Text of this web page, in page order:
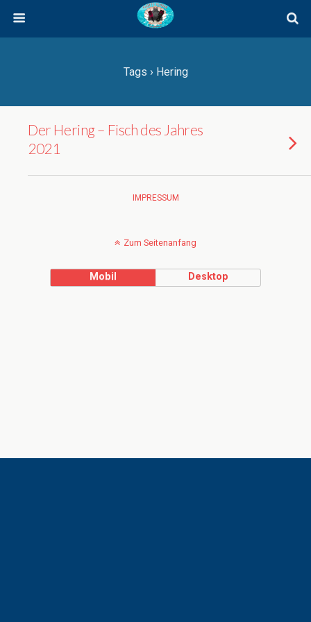
Tags › Hering
Der Hering – Fisch des Jahres
2021
IMPRESSUM
Zum Seitenanfang
Mobil Desktop